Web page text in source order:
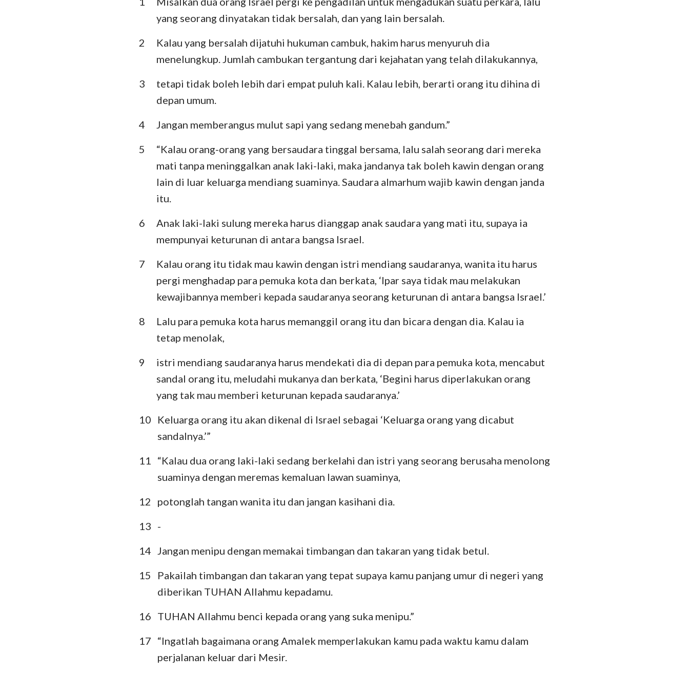
Ulangan Yosua
Hakim-Hakim Rut
I Raja-Raja II Raja-Raja
Mazmur Amsal
Pengkhotbah
Yesaya Yeremia
Daniel Hosea
Yoel Amos
Obaja Yunus
Mikha
Habakuk Zefanya
Hagai Zakharia
Kisah
I Korintus II Korintus
Filipi Kolose
Ibrani Yakobus
I Yohanes II Yohanes
Wahyu
29
30 31 32 33 34
yang seorang dinyatakan tidak bersalah, dan yang lain bersalah.
2
Kalau yang bersalah dijatuhi hukuman cambuk, hakim harus menyuruh dia
menelungkup. Jumlah cambukan tergantung dari kejahatan yang telah dilakukannya,
3
tetapi tidak boleh lebih dari empat puluh kali. Kalau lebih, berarti orang itu dihina di
depan umum.
4
Jangan memberangus mulut sapi yang sedang menebah gandum.”
5
“Kalau orang-orang yang bersaudara tinggal bersama, lalu salah seorang dari mereka
mati tanpa meninggalkan anak laki-laki, maka jandanya tak boleh kawin dengan orang
lain di luar keluarga mendiang suaminya. Saudara almarhum wajib kawin dengan janda
itu.
6
Anak laki-laki sulung mereka harus dianggap anak saudara yang mati itu, supaya ia
mempunyai keturunan di antara bangsa Israel.
7
Kalau orang itu tidak mau kawin dengan istri mendiang saudaranya, wanita itu harus
pergi menghadap para pemuka kota dan berkata, ‘Ipar saya tidak mau melakukan
kewajibannya memberi kepada saudaranya seorang keturunan di antara bangsa Israel.’
8
Lalu para pemuka kota harus memanggil orang itu dan bicara dengan dia. Kalau ia
tetap menolak,
9
istri mendiang saudaranya harus mendekati dia di depan para pemuka kota, mencabut
sandal orang itu, meludahi mukanya dan berkata, ‘Begini harus diperlakukan orang
yang tak mau memberi keturunan kepada saudaranya.’
10
Keluarga orang itu akan dikenal di Israel sebagai ‘Keluarga orang yang dicabut
sandalnya.’”
11 “Kalau dua orang laki-laki sedang berkelahi dan istri yang seorang berusaha menolong
suaminya dengan meremas kemaluan lawan suaminya,
12
potonglah tangan wanita itu dan jangan kasihani dia.
13 -
14 Jangan menipu dengan memakai timbangan dan takaran yang tidak betul.
15
Pakailah timbangan dan takaran yang tepat supaya kamu panjang umur di negeri yang
diberikan TUHAN Allahmu kepadamu.
16 TUHAN Allahmu benci kepada orang yang suka menipu.”
17 “Ingatlah bagaimana orang Amalek memperlakukan kamu pada waktu kamu dalam
perjalanan keluar dari Mesir.